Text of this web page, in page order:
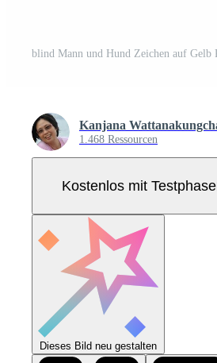
Kanjana
1.468 Ressourcen
Kostenlos mit Testphase
Dieses Bild neu gestalten